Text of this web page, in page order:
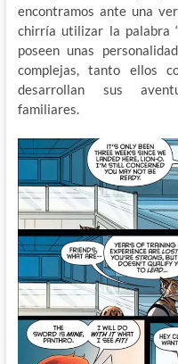
encontramos ante una
chirría utilizar la palabra
poseen unas
complejas, tanto ellos
desarrollan sus
familiares.